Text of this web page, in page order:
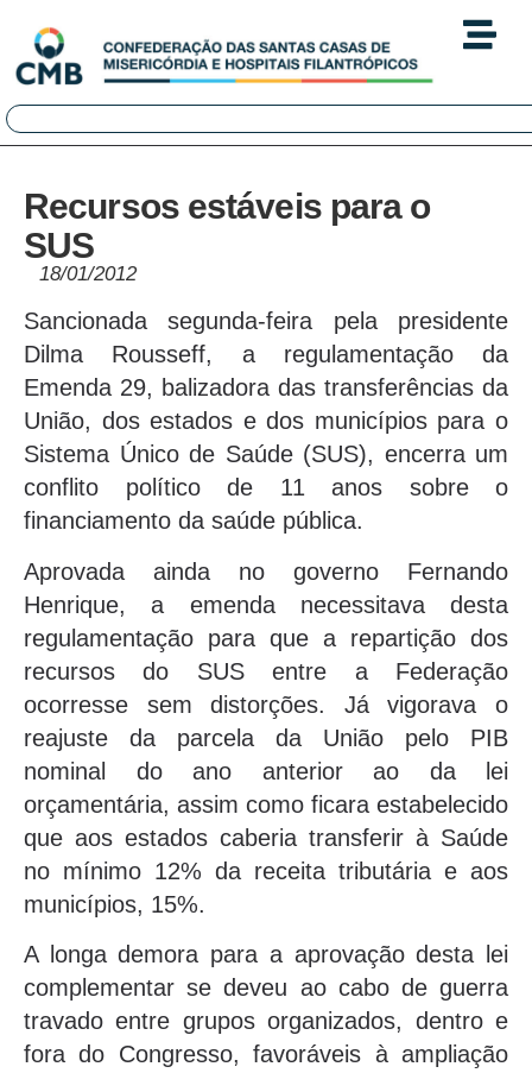
Recursos estáveis para o
SUS
18/01/2012
Sancionada segunda-feira pela presidente
Dilma Rousseff, a regulamentação da
Emenda 29, balizadora das transferências da
União, dos estados e dos municípios para o
Sistema Único de Saúde (SUS), encerra um
conflito político de 11 anos sobre o
financiamento da saúde pública.
Aprovada ainda no governo Fernando
Henrique, a emenda necessitava desta
regulamentação para que a repartição dos
recursos do SUS entre a Federação
ocorresse sem distorções. Já vigorava o
reajuste da parcela da União pelo PIB
nominal do ano anterior ao da lei
orçamentária, assim como ficara estabelecido
que aos estados caberia transferir à Saúde
no mínimo 12% da receita tributária e aos
municípios, 15%.
A longa demora para a aprovação desta lei
complementar se deveu ao cabo de guerra
travado entre grupos organizados, dentro e
fora do Congresso, favoráveis à ampliação